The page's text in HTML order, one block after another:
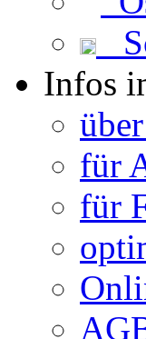
Infos
für
für